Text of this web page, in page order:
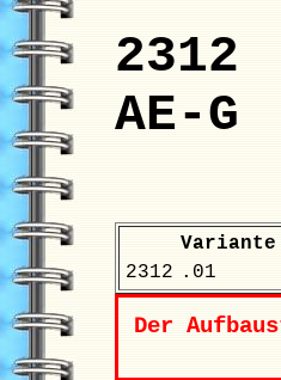
2312
AE-G
Variante
2312 .01
Der